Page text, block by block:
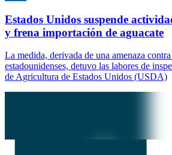
Estados Unidos suspende
y frena importación de aguacate
La medida, derivada de una amenaza contra
estadounidenses, detuvo las labores de
de Agricultura de Estados Unidos (USDA)